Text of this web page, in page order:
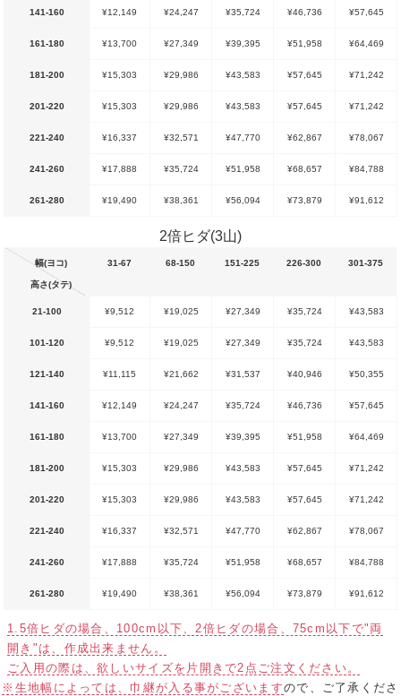
141-160 ¥12,149 ¥24,247 ¥35,724 ¥46,736 ¥57,645
161-180 ¥13,700 ¥27,349 ¥39,395 ¥51,958 ¥64,469
181-200 ¥15,303 ¥29,986 ¥43,583 ¥57,645 ¥71,242
201-220 ¥15,303 ¥29,986 ¥43,583 ¥57,645 ¥71,242
221-240 ¥16,337 ¥32,571 ¥47,770 ¥62,867 ¥78,067
241-260 ¥17,888 ¥35,724 ¥51,958 ¥68,657 ¥84,788
261-280 ¥19,490 ¥38,361 ¥56,094 ¥73,879 ¥91,612
2倍ヒダ(3山)
幅(ヨコ)
高さ(タテ)
31-67 68-150 151-225 226-300 301-375
21-100 ¥9,512 ¥19,025 ¥27,349 ¥35,724 ¥43,583
101-120 ¥9,512 ¥19,025 ¥27,349 ¥35,724 ¥43,583
121-140 ¥11,115 ¥21,662 ¥31,537 ¥40,946 ¥50,355
141-160 ¥12,149 ¥24,247 ¥35,724 ¥46,736 ¥57,645
161-180 ¥13,700 ¥27,349 ¥39,395 ¥51,958 ¥64,469
181-200 ¥15,303 ¥29,986 ¥43,583 ¥57,645 ¥71,242
201-220 ¥15,303 ¥29,986 ¥43,583 ¥57,645 ¥71,242
221-240 ¥16,337 ¥32,571 ¥47,770 ¥62,867 ¥78,067
241-260 ¥17,888 ¥35,724 ¥51,958 ¥68,657 ¥84,788
261-280 ¥19,490 ¥38,361 ¥56,094 ¥73,879 ¥91,612
1.5倍ヒダの場合、100cm以下、2倍ヒダの場合、75cm以下で"両
開き"は、作成出来ません。
ご入用の際は、欲しいサイズを片開きで2点ご注文ください。
※生地幅によっては、巾継が入る事がございますので、ご了承くださ